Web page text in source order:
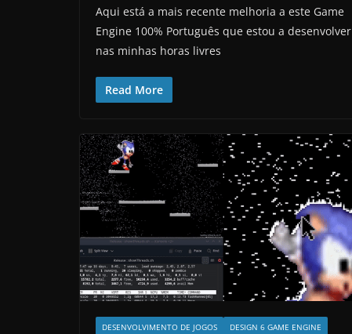
Aqui está a mais recente melhoria a este Game
Engine 100% Português que estou a desenvolver
nas minhas horas livres
Read More
DESENVOLVIMENTO DE JOGOS
DESIGN 6 GAME ENGINE